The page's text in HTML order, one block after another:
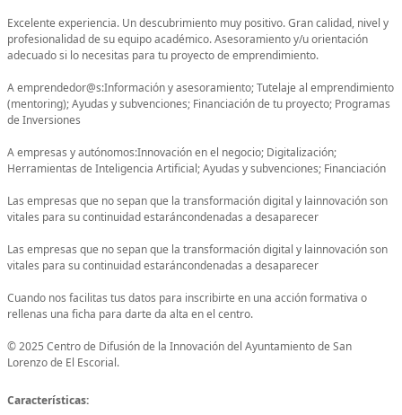
Excelente experiencia. Un descubrimiento muy positivo. Gran calidad, nivel y
profesionalidad de su equipo académico. Asesoramiento y/u orientación
adecuado si lo necesitas para tu proyecto de emprendimiento.
A emprendedor@s:Información y asesoramiento; Tutelaje al emprendimiento
(mentoring); Ayudas y subvenciones; Financiación de tu proyecto; Programas
de Inversiones
A empresas y autónomos:Innovación en el negocio; Digitalización;
Herramientas de Inteligencia Artificial; Ayudas y subvenciones; Financiación
Las empresas que no sepan que la transformación digital y lainnovación son
vitales para su continuidad estaráncondenadas a desaparecer
Las empresas que no sepan que la transformación digital y lainnovación son
vitales para su continuidad estaráncondenadas a desaparecer
Cuando nos facilitas tus datos para inscribirte en una acción formativa o
rellenas una ficha para darte da alta en el centro.
© 2025 Centro de Difusión de la Innovación del Ayuntamiento de San
Lorenzo de El Escorial.
Características: